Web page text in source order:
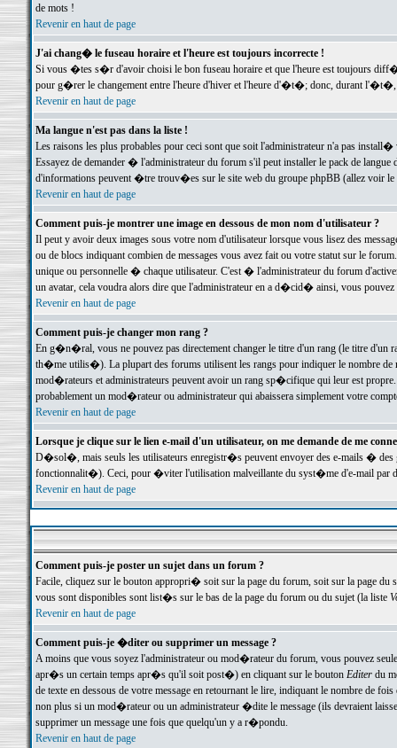
de mots !
Revenir en haut de page
J'ai chang� le fuseau horaire et l'heure est toujours incorrecte !
Si vous �tes s�r d'avoir choisi le bon fuseau horaire et que l'heure est toujours
pour g�rer le changement entre l'heure d'hiver et l'heure d'�t�; donc, durant
Revenir en haut de page
Ma langue n'est pas dans la liste !
Les raisons les plus probables pour ceci sont que soit l'administrateur n'a pas
Essayez de demander � l'administrateur du forum s'il peut installer le pack de
d'informations peuvent �tre trouv�es sur le site web du groupe phpBB (allez voir le
Revenir en haut de page
Comment puis-je montrer une image en dessous de mon nom d'utilisateur ?
Il peut y avoir deux images sous votre nom d'utilisateur lorsque vous lisez des
ou de blocs indiquant combien de messages vous avez fait ou votre statut sur le
unique ou personnelle � chaque utilisateur. C'est � l'administrateur du forum
un avatar, cela voudra alors dire que l'administrateur en a d�cid� ainsi, vous
Revenir en haut de page
Comment puis-je changer mon rang ?
En g�n�ral, vous ne pouvez pas directement changer le titre d'un rang (le titre d'un
th�me utilis�). La plupart des forums utilisent les rangs pour indiquer le nombre de
mod�rateurs et administrateurs peuvent avoir un rang sp�cifique qui leur est
probablement un mod�rateur ou administrateur qui abaissera simplement votre
Revenir en haut de page
Lorsque je clique sur le lien e-mail d'un utilisateur, on me demande de me
D�sol�, mais seuls les utilisateurs enregistr�s peuvent envoyer des e-mails �
fonctionnalit�). Ceci, pour �viter l'utilisation malveillante du syst�me d'e-mail par
Revenir en haut de page
Comment puis-je poster un sujet dans un forum ?
Facile, cliquez sur le bouton appropri� soit sur la page du forum, soit sur la page du
vous sont disponibles sont list�s sur le bas de la page du forum ou du sujet (la liste
Revenir en haut de page
Comment puis-je �diter ou supprimer un message ?
A moins que vous soyez l'administrateur ou mod�rateur du forum, vous pouvez
apr�s un certain temps apr�s qu'il soit post�) en cliquant sur le bouton Editerdu
de texte en dessous de votre message en retournant le lire, indiquant le nombre
non plus si un mod�rateur ou un administrateur �dite le message (ils devraient
supprimer un message une fois que quelqu'un y a r�pondu.
Revenir en haut de page